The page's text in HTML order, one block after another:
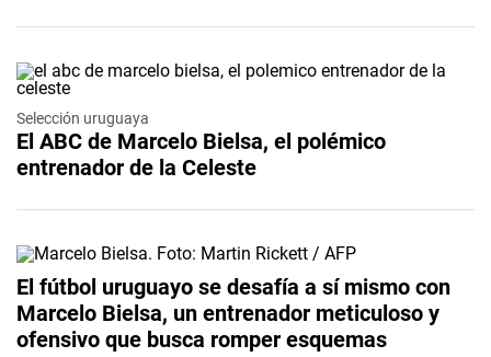
Selección uruguaya
El ABC de Marcelo Bielsa, el polémico
entrenador de la Celeste
El fútbol uruguayo se desafía a sí mismo con
Marcelo Bielsa, un entrenador meticuloso y
ofensivo que busca romper esquemas